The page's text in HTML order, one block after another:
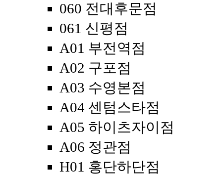
060 전대후문점
061 신평점
A01 부전역점
A02 구포점
A03 수영본점
A04 센텀스타점
A05 하이츠자이점
A06 정관점
H01 홍단하단점